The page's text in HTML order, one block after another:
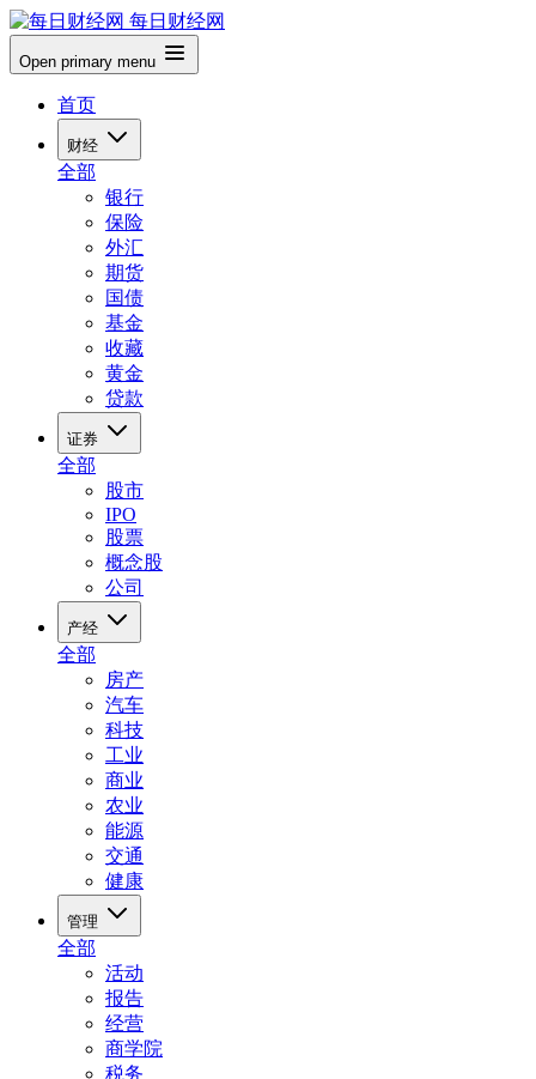
每日财经网
Open primary menu
首页
财经
全部
银行
保险
外汇
期货
国债
基金
收藏
黄金
贷款
证券
全部
股市
IPO
股票
概念股
公司
产经
全部
房产
汽车
科技
工业
商业
农业
能源
交通
健康
管理
全部
活动
报告
经营
商学院
税务